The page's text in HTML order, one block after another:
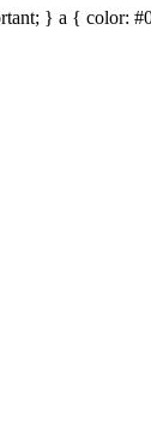
} a { color: